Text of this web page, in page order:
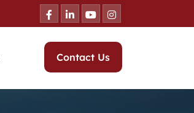
Contact Us